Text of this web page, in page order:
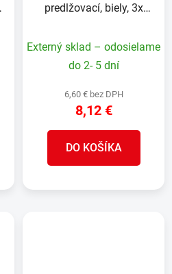
predlžovací, biely, 3x
Externý sklad – odosielame
do 2- 5 dní
6,60 € bez DPH
8,12 €
DO KOŠÍKA